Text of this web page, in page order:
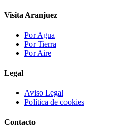
Visita Aranjuez
Por Agua
Por Tierra
Por Aire
Legal
Aviso Legal
Política de cookies
Contacto